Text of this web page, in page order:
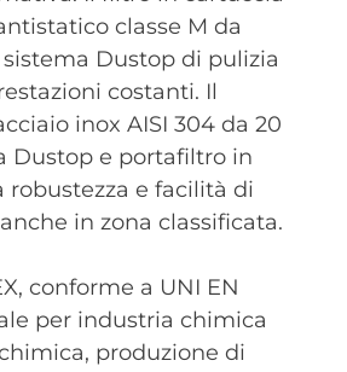
classe M da
Dustop di pulizia
costanti. Il
inox AISI 304 da 20
Dustop e portafiltro in
robustezza e facilità di
in zona classificata.
conforme a UNI EN
per industria chimica
produzione di